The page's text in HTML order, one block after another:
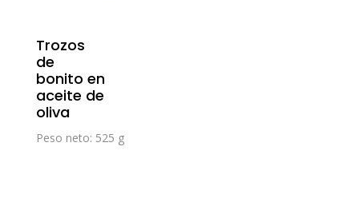
Trozos
de
bonito en
aceite de
oliva
Peso neto: 525 g